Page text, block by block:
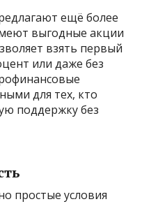
ещё более
выгодные акции
взять первый
или даже без
для тех, кто
поддержку без
простые условия